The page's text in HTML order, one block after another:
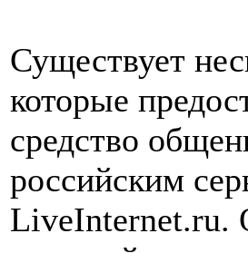
Существует
которые
средство
российским
LiveInternet.ru.